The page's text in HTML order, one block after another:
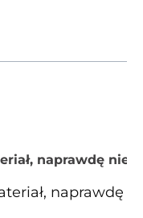
gwiazdek
naprawdę nie
naprawdę